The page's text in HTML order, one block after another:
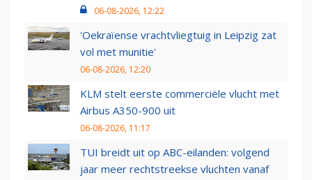
06-08-2026, 12:22
'Oekraïense vrachtvliegtuig in Leipzig zat
vol met munitie'
06-08-2026, 12:20
KLM stelt eerste commerciële vlucht met
Airbus A350-900 uit
06-08-2026, 11:17
TUI breidt uit op ABC-eilanden: volgend
jaar meer rechtstreekse vluchten vanaf